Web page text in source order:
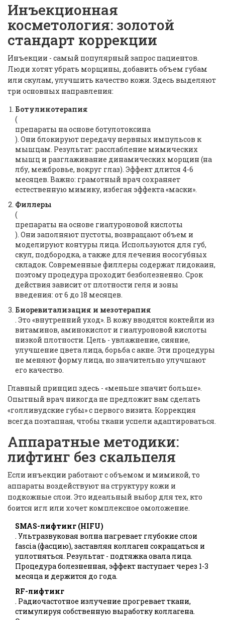
Инъекционная
косметология: золотой
стандарт коррекции
Инъекции - самый популярный запрос пациентов.
Люди хотят убрать морщины, добавить объем губам
или скулам, улучшить качество кожи. Здесь выделяют
три основных направления:
Ботулинотерапия
(
препараты на основе ботулотоксина
). Они блокируют передачу нервных импульсов к
мышцам. Результат: расслабление мимических
мышц и разглаживание динамических морщин (на
лбу, межбровье, вокруг глаз). Эффект длится 4-6
месяцев. Важно: грамотный врач сохраняет
естественную мимику, избегая эффекта «маски».
Филлеры
(
препараты на основе гиалуроновой кислоты
). Они заполняют пустоты, возвращают объем и
моделируют контуры лица. Используются для губ,
скул, подбородка, а также для лечения носогубных
складок. Современные филлеры содержат лидокаин,
поэтому процедура проходит безболезненно. Срок
действия зависит от плотности геля и зоны
введения: от 6 до 18 месяцев.
Биоревитализация и мезотерапия
. Это «внутренний уход». В кожу вводятся коктейли из
витаминов, аминокислот и гиалуроновой кислоты
низкой плотности. Цель - увлажнение, сияние,
улучшение цвета лица, борьба с акне. Эти процедуры
не меняют форму лица, но значительно улучшают
его качество.
Главный принцип здесь - «меньше значит больше».
Опытный врач никогда не предложит вам сделать
«голливудские губы» с первого визита. Коррекция
всегда поэтапная, чтобы ткани успели адаптироваться.
Аппаратные методики:
лифтинг без скальпеля
Если инъекции работают с объемом и мимикой, то
аппараты воздействуют на структуру кожи и
подкожные слои. Это идеальный выбор для тех, кто
боится игл или хочет комплексное омоложение.
SMAS-лифтинг (HIFU)
. Ультразвуковая волна нагревает глубокие слои
fascia (фасцию), заставляя коллаген сокращаться и
уплотняться. Результат - подтяжка овала лица.
Процедура болезненная, эффект наступает через 1-3
месяца и держится до года.
RF-лифтинг
. Радиочастотное излучение прогревает ткани,
стимулируя собственную выработку коллагена.